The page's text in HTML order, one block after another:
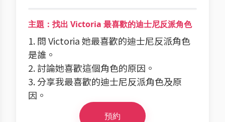
主題：找出 Victoria 最喜歡的迪士尼反派角色
1. 問 Victoria 她最喜歡的迪士尼反派角色
是誰。
2. 討論她喜歡這個角色的原因。
3. 分享我最喜歡的迪士尼反派角色及原
因。
預約